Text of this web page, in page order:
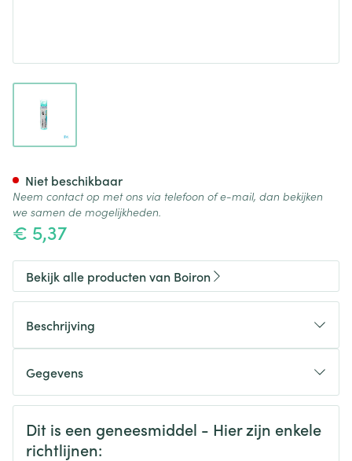
€ 5,37
Niet beschikbaar
Neem contact op met ons via telefoon of e-mail, dan bekijken
we samen de mogelijkheden.
Bekijk alle producten van Boiron
Beschrijving
Gegevens
CNK
3100971
Organisaties
Veiligheidsinformatie
Dit is een geneesmiddel - Hier zijn enkele
richtlijnen: